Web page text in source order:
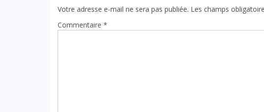
Votre adresse e-mail ne sera pas publiée. Les champs
Commentaire *